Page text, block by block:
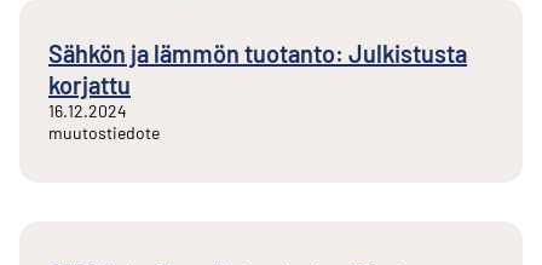
Sähkön ja lämmön tuotanto: Julkistusta
korjattu
16.12.2024
muutostiedote